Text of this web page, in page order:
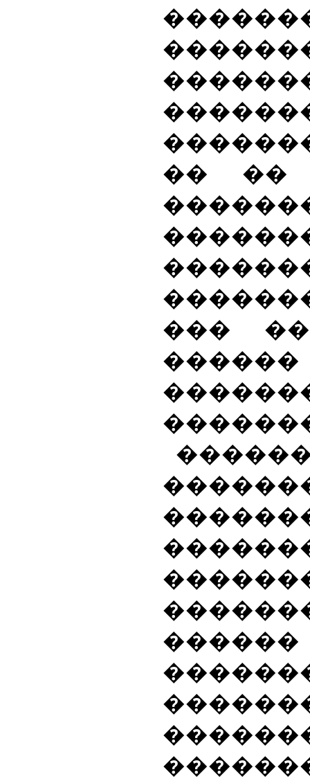
�� ��
���